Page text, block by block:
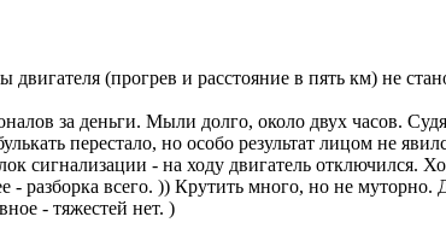
(прогрев и расстояние в пять км) не
за деньги. Мыли долго, около двух часов.
перестало, но особо результат лицом не
сигнализации - на ходу двигатель отключился.
разборка всего. )) Крутить много, но не муторно.
- тяжестей нет. )